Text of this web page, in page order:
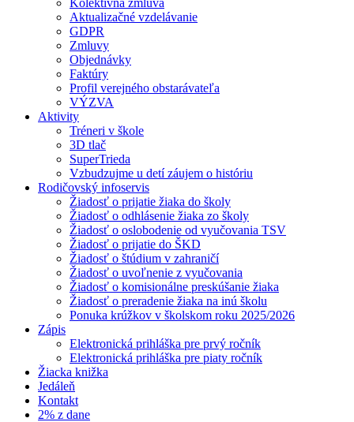
Kolektívna zmluva
Aktualizačné vzdelávanie
GDPR
Zmluvy
Objednávky
Faktúry
Profil verejného obstarávateľa
VÝZVA
Aktivity
Tréneri v škole
3D tlač
SuperTrieda
Vzbudzujme u detí záujem o históriu
Rodičovský infoservis
Žiadosť o prijatie žiaka do školy
Žiadosť o odhlásenie žiaka zo školy
Žiadosť o oslobodenie od vyučovania TSV
Žiadosť o prijatie do ŠKD
Žiadosť o štúdium v zahraničí
Žiadosť o uvoľnenie z vyučovania
Žiadosť o komisionálne preskúšanie žiaka
Žiadosť o preradenie žiaka na inú školu
Ponuka krúžkov v školskom roku 2025/2026
Zápis
Elektronická prihláška pre prvý ročník
Elektronická prihláška pre piaty ročník
Žiacka knižka
Jedáleň
Kontakt
2% z dane